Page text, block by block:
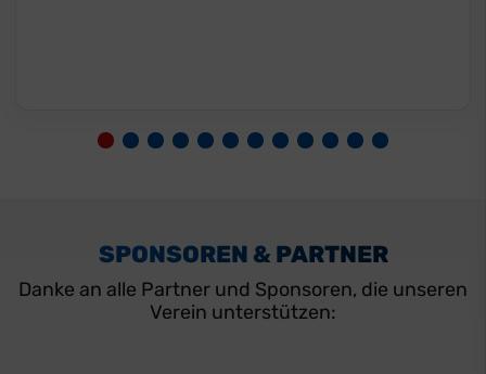
SPONSOREN & PARTNER
Danke an alle Partner und Sponsoren, die unseren
Verein unterstützen: